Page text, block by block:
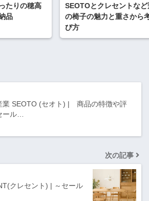
たりの穂高
品
SEOTOとクレセントな
の椅子の魅力と重さから
び方
業 SEOTO (セオト) | 商品の特徴や評
ール…
次の記事
クレセント) | ～セール